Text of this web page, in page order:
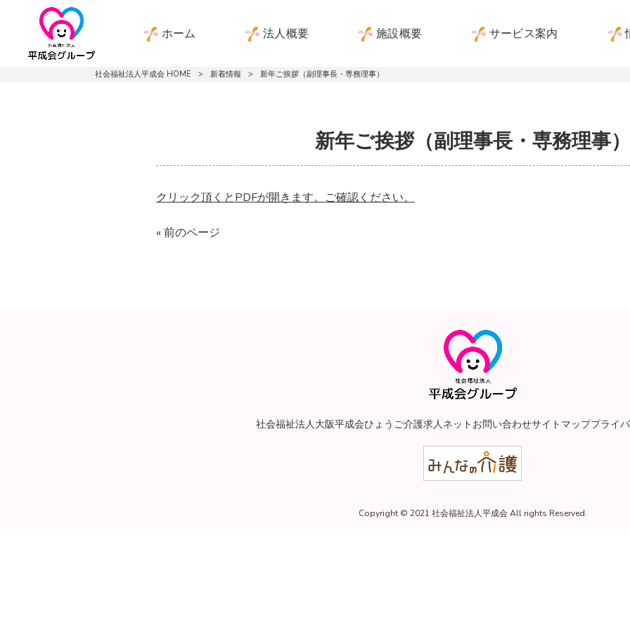
ホーム 法人概要 施設概要 サービス案内
社会福祉法人平成会 HOME > 新着情報 > 新年ご挨拶（副理事長・専務理事）
新年ご挨拶（副理事長・専務理事）
クリック頂くとPDFが開きます。ご確認ください。
« 前のページ
社会福祉法人大阪平成会ひょうご介護求人ネット お問い合わせサイトマッププライ
Copyright © 2021 社会福祉法人平成会 All rights Reserved.